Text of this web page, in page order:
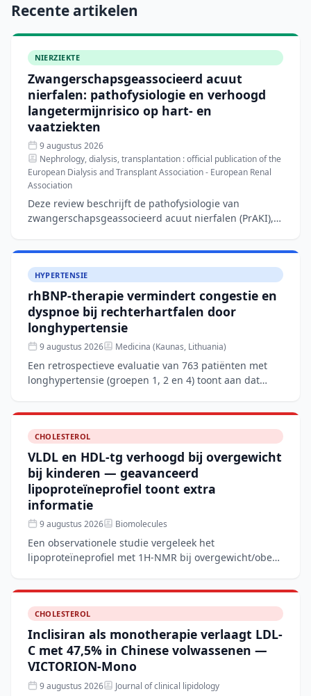
Recente artikelen
NIERZIEKTE
Zwangerschapsgeassocieerd acuut
nierfalen: pathofysiologie en verhoogd
langetermijnrisico op hart- en
vaatziekten
9 augustus 2026
Nephrology, dialysis, transplantation : official publication of the
European Dialysis and Transplant Association - European Renal
Association
Deze review beschrijft de pathofysiologie van
zwangerschapsgeassocieerd acuut nierfalen (PrAKI),
10.000 zwanger
HYPERTENSIE
rhBNP-therapie vermindert congestie en
dyspnoe bij rechterhartfalen door
longhypertensie
9 augustus 2026 Medicina (Kaunas, Lithuania)
Een retrospectieve evaluatie van 763 patiënten met
longhypertensie (groepen 1, 2 en 4) toont aan dat
CHOLESTEROL
VLDL en HDL-tg verhoogd bij overgewicht
bij kinderen — geavanceerd
lipoproteïneprofiel toont extra
informatie
9 augustus 2026 Biomolecules
Een observationele studie vergeleek het
lipoproteïneprofiel met 1H-NMR bij overgewicht/obese
CHOLESTEROL
Inclisiran als monotherapie verlaagt LDL-
C met 47,5% in Chinese volwassenen —
VICTORION-Mono
9 augustus 2026 Journal of clinical lipidology